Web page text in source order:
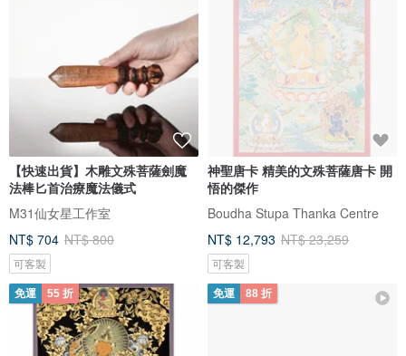
【快速出貨】木雕文殊菩薩劍魔
法棒匕首治療魔法儀式
M31仙女星工作室
NT$ 704 NT$ 800
可客製
神聖唐卡 精美的文殊菩薩唐卡 開
悟的傑作
Boudha Stupa Thanka Centre
NT$ 12,793 NT$ 23,259
可客製
免運 55 折 免運 88 折